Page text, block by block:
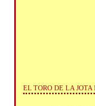
EL TORO DE LA